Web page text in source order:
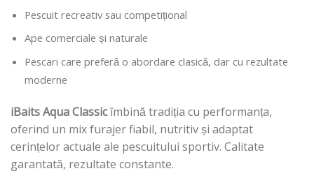
Pescuit recreativ sau competițional
Ape comerciale și naturale
Pescari care preferă o abordare clasică, dar cu rezultate
moderne
iBaits Aqua Classicîmbină tradiția cu performanța,
oferind un mix furajer fiabil, nutritiv și adaptat
cerințelor actuale ale pescuitului sportiv. Calitate
garantată, rezultate constante.